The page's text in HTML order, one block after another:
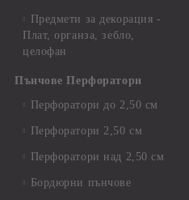
Предмети за декорация -
Плат, органза, зебло,
целофан
Пънчове Перфоратори
Перфоратори до 2,50 см
Перфоратори 2,50 см
Перфоратори над 2,50 см
Бордюрни пънчове